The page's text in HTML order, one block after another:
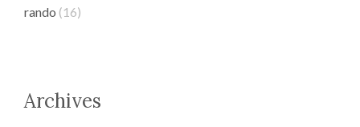
rando (16)
Archives